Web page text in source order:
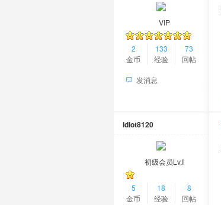
VIP
2
金币
133
经验
73
回帖
发消息
idiot8120
初级会员Lv.Ⅰ
5
金币
18
经验
8
回帖